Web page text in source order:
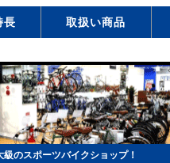
長 取扱い商品
のスポーツバイクショップ！